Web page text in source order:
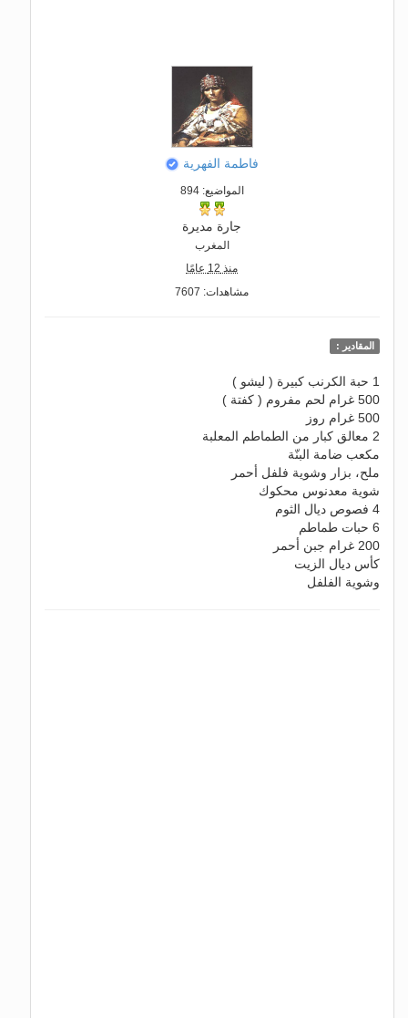
فاطمة الفهرية
المواضيع: 894
جارة مديرة
المغرب
منذ 12 عامًا
مشاهدات: 7607
المقادير :
1 حبة الكرنب كبيرة ( ليشو )
500 غرام لحم مفروم ( كفتة )
500 غرام روز
2 معالق كبار من الطماطم المعلبة
مكعب ضامة البنّة
ملح، بزار وشوية فلفل أحمر
شوية معدنوس محكوك
4 فصوص ديال الثوم
6 حبات طماطم
200 غرام جبن أحمر
كأس ديال الزيت
وشوية الفلفل